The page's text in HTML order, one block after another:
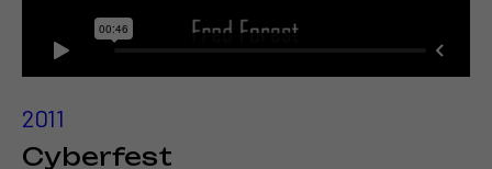
2011
Cyberfest